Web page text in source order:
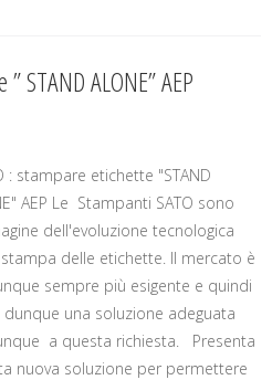
STAND ALONE” AEP
: stampare etichette "STAND
AEP Le Stampanti SATO sono
dell'evoluzione tecnologica
delle etichette. Il mercato è
sempre più esigente e quindi
una soluzione adeguata
a questa richiesta. Presenta
nuova soluzione per permettere